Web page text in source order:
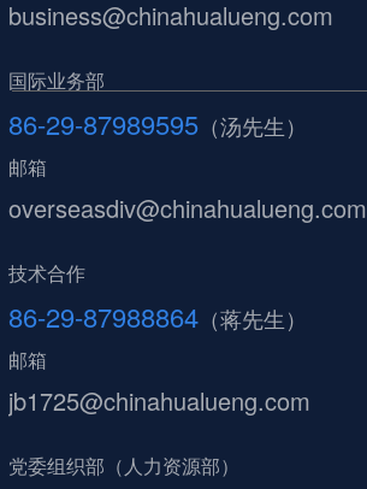
国际业务部
86-29-87989595 （汤先生）
邮箱
overseasdiv@chinahualueng.com
business@chinahualueng.com
党委组织部（人力资源部）
技术合作
86-29-87988864 （蒋先生）
邮箱
jb1725@chinahualueng.com